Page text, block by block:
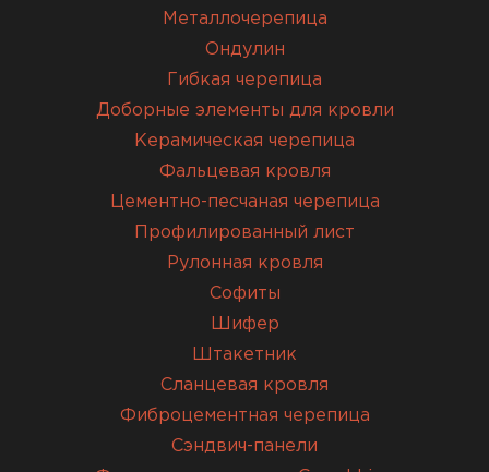
Металлочерепица
Ондулин
Гибкая черепица
Доборные элементы для кровли
Керамическая черепица
Фальцевая кровля
Цементно-песчаная черепица
Профилированный лист
Рулонная кровля
Софиты
Шифер
Штакетник
Сланцевая кровля
Фиброцементная черепица
Сэндвич-панели